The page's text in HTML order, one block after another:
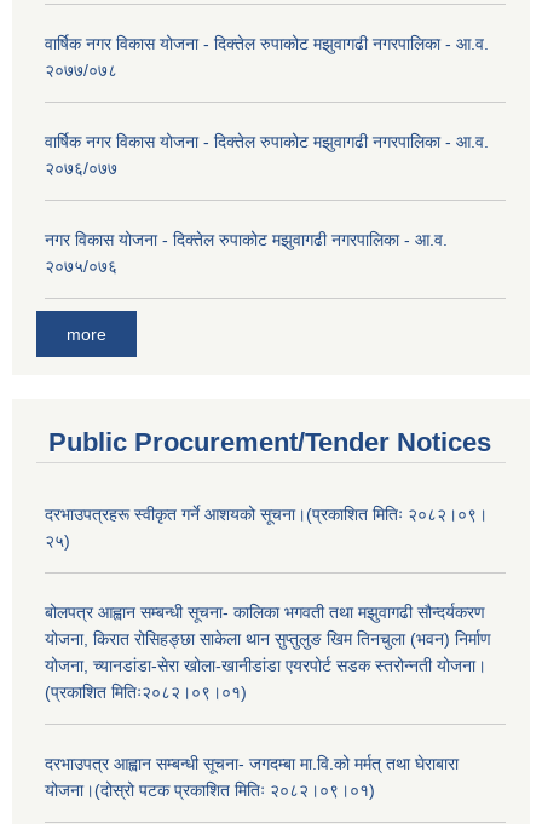
वार्षिक नगर विकास योजना - दिक्तेल रुपाकोट मझुवागढी नगरपालिका - आ.व.
२०७७/०७८
वार्षिक नगर विकास योजना - दिक्तेल रुपाकोट मझुवागढी नगरपालिका - आ.व.
२०७६/०७७
नगर विकास योजना - दिक्तेल रुपाकोट मझुवागढी नगरपालिका - आ.व.
२०७५/०७६
more
Public Procurement/Tender Notices
दरभाउपत्रहरू स्वीकृत गर्ने आशयको सूचना।(प्रकाशित मितिः २०८२।०९।
२५)
बोलपत्र आह्वान सम्बन्धी सूचना- कालिका भगवती तथा मझुवागढी सौन्दर्यकरण
योजना, किरात रोसिहङ्छा साकेला थान सुप्तुलुङ खिम तिनचुला (भवन) निर्माण
योजना, च्यानडांडा-सेरा खोला-खानीडांडा एयरपोर्ट सडक स्तरोन्नती योजना।
(प्रकाशित मितिः२०८२।०९।०१)
दरभाउपत्र आह्वान सम्बन्धी सूचना- जगदम्बा मा.वि.को मर्मत् तथा घेराबारा
योजना।(दोस्रो पटक प्रकाशित मितिः २०८२।०९।०१)